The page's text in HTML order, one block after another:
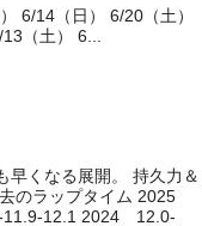
6/14（日） 6/20（土）
（土） 6...
早くなる展開。 持久力＆
のラップタイム 2025
11.9-12.1 2024 12.0-